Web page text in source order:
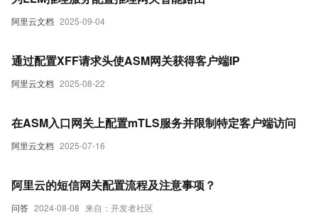
阿里云文档 2025-09-04
阿里云文档 2025-08-22
通过配置XFF请求头使ASM网关获得客户端IP
阿里云文档 2025-07-16
在ASM入口网关上配置mTLS服务并限制特定客户端访问
问答 2024-08-08 来自：开发者社区
阿里云的短信网关配置流程及注意事项？